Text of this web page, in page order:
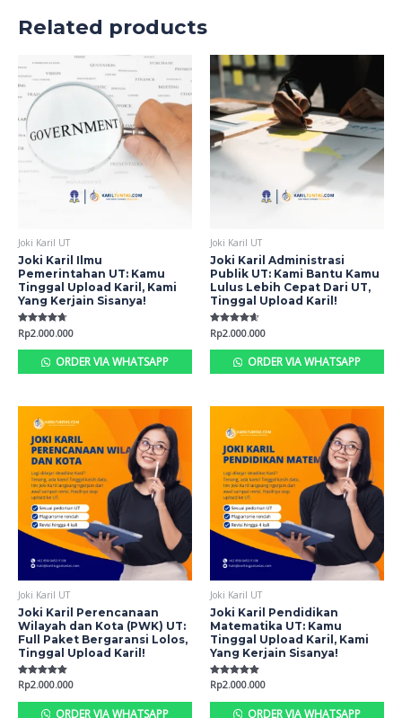
Related products
Joki Karil UT
Joki Karil Ilmu
Pemerintahan UT: Kamu
Tinggal Upload Karil, Kami
Yang Kerjain Sisanya!
Rated
4.68
out of 5
Rp2.000.000
ORDER VIA WHATSAPP
Joki Karil UT
Joki Karil Administrasi
Publik UT: Kami Bantu Kamu
Lulus Lebih Cepat Dari UT,
Tinggal Upload Karil!
Rated
4.62
out of 5
Rp2.000.000
ORDER VIA WHATSAPP
Joki Karil UT
Joki Karil Perencanaan
Wilayah dan Kota (PWK) UT:
Full Paket Bergaransi Lolos,
Tinggal Upload Karil!
Rated
5.00
out of 5
Rp2.000.000
ORDER VIA WHATSAPP
Joki Karil UT
Joki Karil Pendidikan
Matematika UT: Kamu
Tinggal Upload Karil, Kami
Yang Kerjain Sisanya!
Rated
5.00
out of 5
Rp2.000.000
ORDER VIA WHATSAPP